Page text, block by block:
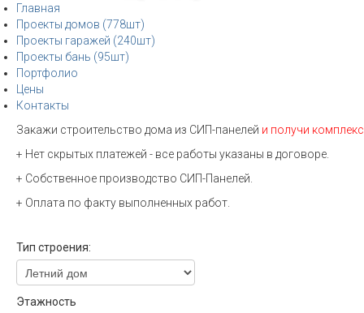
Главная
Проекты домов (778шт)
Проекты гаражей (240шт)
Проекты бань (95шт)
Портфолио
Цены
Контакты
Закажи строительство дома из СИП-панелей и получи
+ Нет скрытых платежей - все работы указаны в договоре.
+ Собственное производство СИП-Панелей.
+ Оплата по факту выполненных работ.
Тип строения:
Этажность